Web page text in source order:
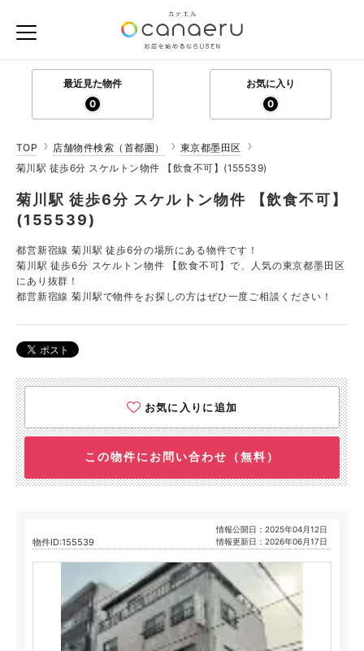
最近見た物件
0
お気に入り
0
TOP 店舗物件検索（首都圏）
東京都墨田区
菊川駅 徒歩6分 スケルトン物件 【飲食不可】(155539)
菊川駅 徒歩6分 スケルトン物件 【飲食不可】
(155539)
都営新宿線 菊川駅 徒歩6分の場所にある物件です！
菊川駅 徒歩6分 スケルトン物件 【飲食不可】で、人気の東京都墨田区
にあり抜群！
都営新宿線 菊川駅で物件をお探しの方はぜひ一度ご相談ください！
お気に入りに追加
この物件にお問い合わせ（無料）
物件ID:155539
情報公開日：2025年04月12日
情報更新日：2026年06月17日